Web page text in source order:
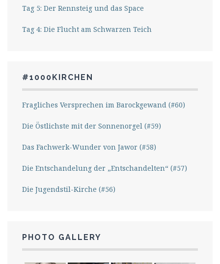
Tag 5: Der Rennsteig und das Space
Tag 4: Die Flucht am Schwarzen Teich
#1000KIRCHEN
Fragliches Versprechen im Barockgewand (#60)
Die Östlichste mit der Sonnenorgel (#59)
Das Fachwerk-Wunder von Jawor (#58)
Die Entschandelung der „Entschandelten“ (#57)
Die Jugendstil-Kirche (#56)
PHOTO GALLERY